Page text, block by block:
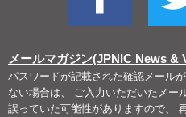
メールマガジン(JPNIC News &
パスワードが記載された確認メール
ない場合は、 ご入力いただいたメー
誤っていた可能性がありますので、